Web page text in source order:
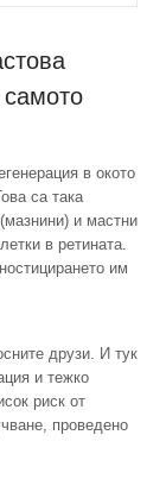
в окото
са така
и мастни
в ретината.
им
друзи. И тук
и тежко
риск от
проведено